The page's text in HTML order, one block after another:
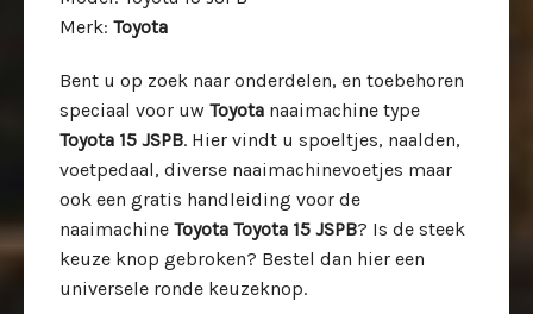
Merk: Toyota
Bent u op zoek naar onderdelen, en toebehoren
speciaal voor uw Toyota naaimachine type
Toyota 15 JSPB. Hier vindt u spoeltjes, naalden,
voetpedaal, diverse naaimachinevoetjes maar
ook een gratis handleiding voor de
naaimachine Toyota Toyota 15 JSPB? Is de steek
keuze knop gebroken? Bestel dan hier een
universele ronde keuzeknop.